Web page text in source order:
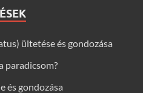
ültetése és gondozása
paradicsom?
és gondozása